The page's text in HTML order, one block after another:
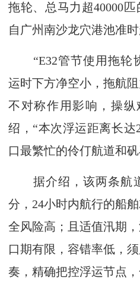
拖轮、总马力超40000匹
自广州南沙龙穴港池准时
“E32管节使用拖轮
运时下方净空小，拖航
不对称作用影响，操
绍，“本次浮运距离长
口最繁忙的伶仃航道和
据介绍，该两条航
分，24小时内航行的船
全风险高；且适值汛期
口期有限，容错率低，
奏，精确把控浮运节点